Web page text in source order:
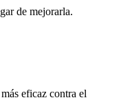
de mejorarla.
eficaz contra el